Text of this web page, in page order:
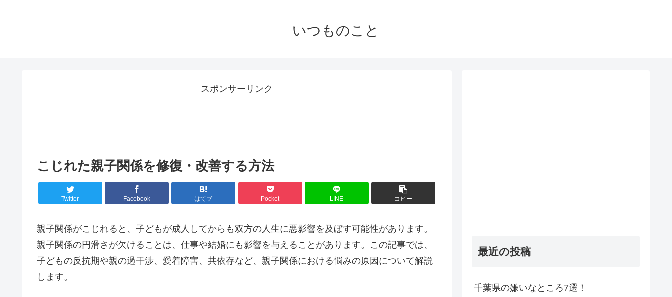
いつものこと
スポンサーリンク
こじれた親子関係を修復・改善する方法
Twitter Facebook はてブ Pocket LINE コピー
親子関係がこじれると、子どもが成人してからも双方の人生に悪影響を及ぼす可能性があります。
親子関係の円滑さが欠けることは、仕事や結婚にも影響を与えることがあります。この記事では、
子どもの反抗期や親の過干渉、愛着障害、共依存など、親子関係における悩みの原因について解説
します。
最近の投稿
千葉県の嫌いなところ7選！